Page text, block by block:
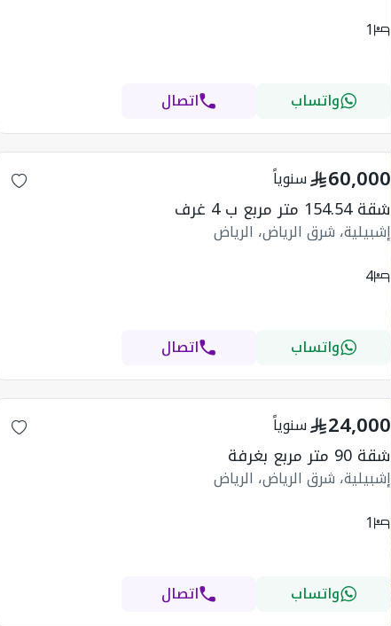
1
واتساب اتصال
سنوياً 60,000
شقة 154.54 متر مربع ب 4 غرف
إشبيلية، شرق الرياض، الرياض
4
واتساب اتصال
سنوياً 24,000
شقة 90 متر مربع بغرفة
إشبيلية، شرق الرياض، الرياض
1
واتساب اتصال